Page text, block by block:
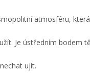
atmosféru,
Je ústředním bodem
ujít.